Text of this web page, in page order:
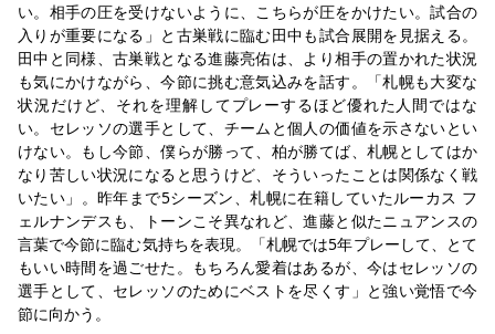
い。相手の圧を受けないように、こちらが圧をかけたい。試合の
入りが重要になる」と古巣戦に臨む田中も試合展開を見据える。
田中と同様、古巣戦となる進藤亮佑は、より相手の置かれた状況
も気にかけながら、今節に挑む意気込みを話す。「札幌も大変な
状況だけど、それを理解してプレーするほど優れた人間ではな
い。セレッソの選手として、チームと個人の価値を示さないとい
けない。もし今節、僕らが勝って、柏が勝てば、札幌としてはか
なり苦しい状況になると思うけど、そういったことは関係なく戦
いたい」。昨年まで5シーズン、札幌に在籍していたルーカス フ
ェルナンデスも、トーンこそ異なれど、進藤と似たニュアンスの
言葉で今節に臨む気持ちを表現。「札幌では5年プレーして、とて
もいい時間を過ごせた。もちろん愛着はあるが、今はセレッソの
選手として、セレッソのためにベストを尽くす」と強い覚悟で今
節に向かう。